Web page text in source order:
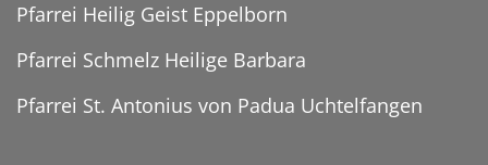
Pfarrei Heilig Geist Eppelborn
Pfarrei Schmelz Heilige Barbara
Pfarrei St. Antonius von Padua Uchtelfangen